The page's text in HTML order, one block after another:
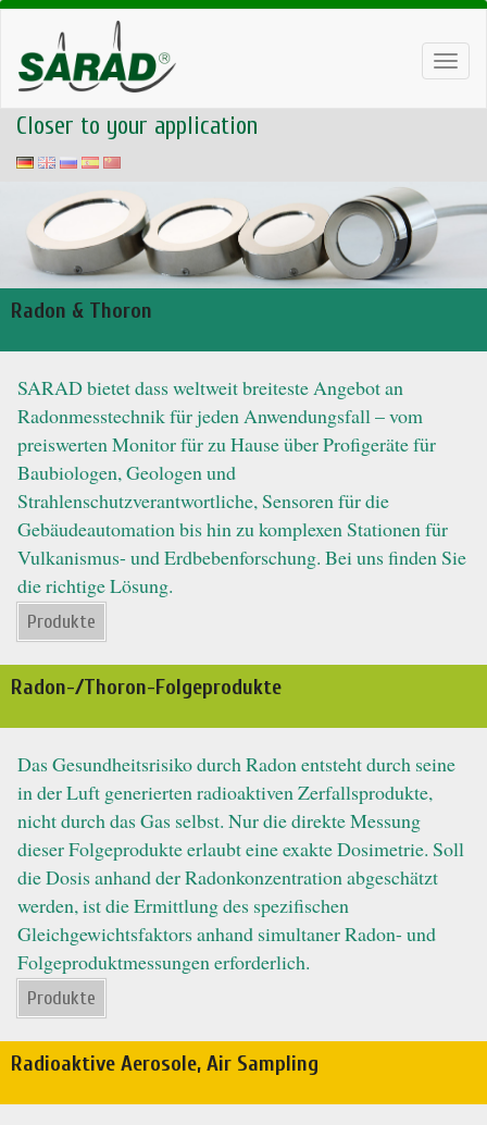
Closer to your application
Radon & Thoron
SARAD bietet dass weltweit breiteste Angebot an
Radonmesstechnik für jeden Anwendungsfall – vom
preiswerten Monitor für zu Hause über Profigeräte für
Baubiologen, Geologen und
Strahlenschutzverantwortliche, Sensoren für die
Gebäudeautomation bis hin zu komplexen Stationen für
Vulkanismus- und Erdbebenforschung. Bei uns finden Sie
die richtige Lösung.
Produkte
Radon-/Thoron-Folgeprodukte
Das Gesundheitsrisiko durch Radon entsteht durch seine
in der Luft generierten radioaktiven Zerfallsprodukte,
nicht durch das Gas selbst. Nur die direkte Messung
dieser Folgeprodukte erlaubt eine exakte Dosimetrie. Soll
die Dosis anhand der Radonkonzentration abgeschätzt
werden, ist die Ermittlung des spezifischen
Gleichgewichtsfaktors anhand simultaner Radon- und
Folgeproduktmessungen erforderlich.
Produkte
Radioaktive Aerosole, Air Sampling